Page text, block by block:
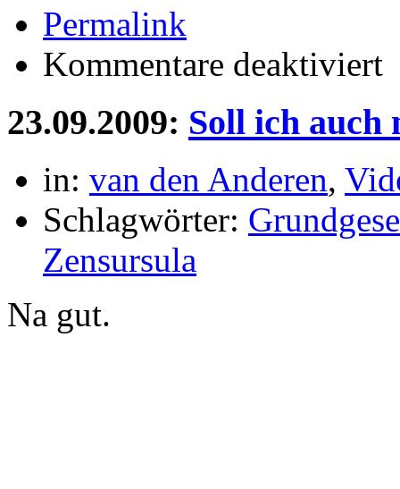
Permalink
Kommentare deaktiviert
23.09.2009: Soll ich auch
in: van den Anderen,
Schlagwörter:
Zensursula
Na gut.